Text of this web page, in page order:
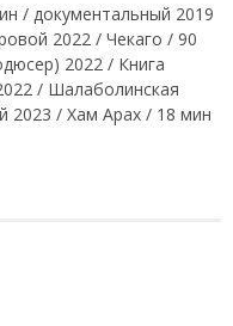
/ документальный 2019
2022 / Чекаго / 90
2022 / Книга
/ Шалаболинская
2023 / Хам Арах / 18 мин